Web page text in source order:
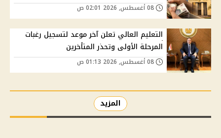
التعليم العالي تعلن آخر موعد لتسجيل رغبات
المرحلة الأولى وتحذر المتأخرين
المزيد